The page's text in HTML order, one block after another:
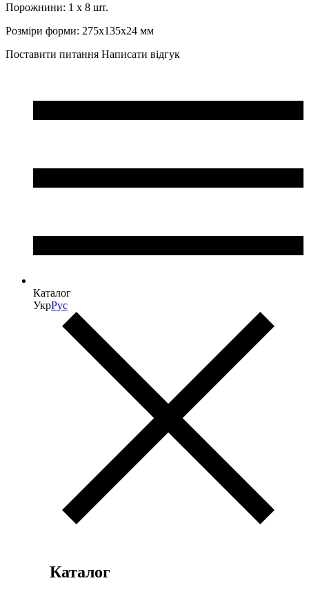
Порожнини: 1 x 8 шт.
Розміри форми: 275x135x24 мм
Поставити питання Написати відгук
Каталог
УкрРус
Каталог